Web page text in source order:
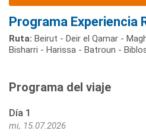
Programa Experiencia
Ruta: Beirut - Deir el Qamar -
Bisharri - Harissa - Batroun -
Programa del viaje
Día 1
mi, 15.07.2026